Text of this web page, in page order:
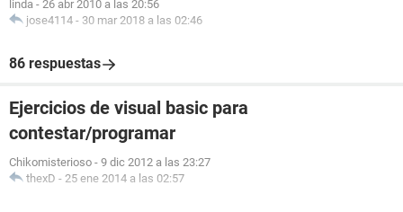
linda - 26 abr 2010 a las 20:56
jose4114 - 30 mar 2018 a las 02:46
86 respuestas
Ejercicios de visual basic para
contestar/programar
Chikomisterioso - 9 dic 2012 a las 23:27
thexD - 25 ene 2014 a las 02:57